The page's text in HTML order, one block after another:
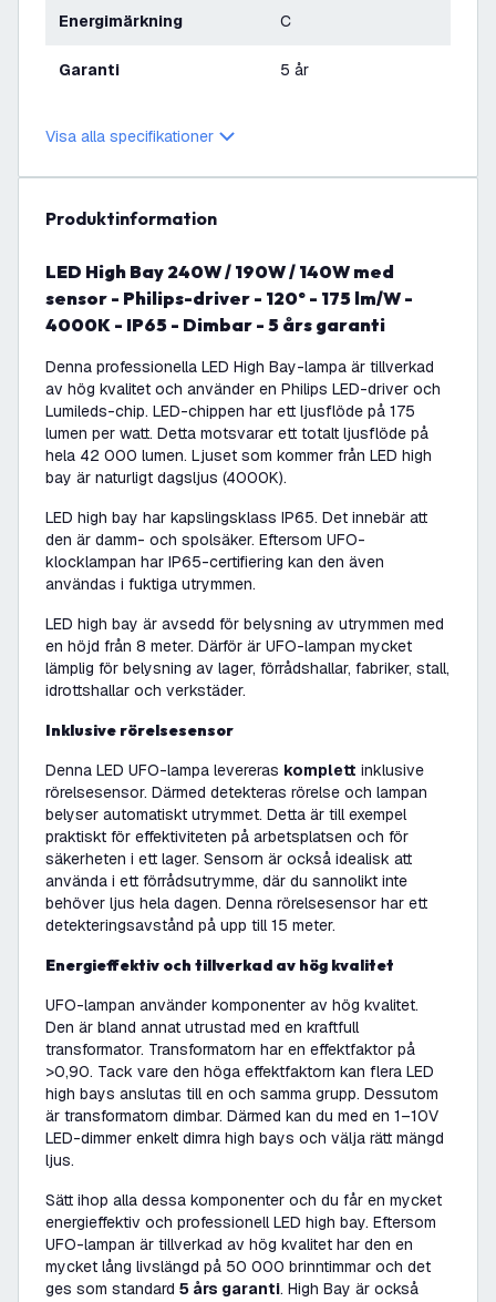
Energimärkning C
Garanti 5 år
Visa alla specifikationer
produktinformation
LED High Bay 240W / 190W / 140W med
sensor - Philips-driver - 120° - 175 lm/W -
4000K - IP65 - Dimbar - 5 års garanti
Denna professionella LED High Bay-lampa är tillverkad
av hög kvalitet och använder en Philips LED-driver och
Lumileds-chip. LED-chippen har ett ljusflöde på 175
lumen per watt. Detta motsvarar ett totalt ljusflöde på
hela 42 000 lumen. Ljuset som kommer från LED high
bay är naturligt dagsljus (4000K).
LED high bay har kapslingsklass IP65. Det innebär att
den är damm- och spolsäker. Eftersom UFO-
klocklampan har IP65-certifiering kan den även
användas i fuktiga utrymmen.
LED high bay är avsedd för belysning av utrymmen med
en höjd från 8 meter. Därför är UFO-lampan mycket
lämplig för belysning av lager, förrådshallar, fabriker, stall,
idrottshallar och verkstäder.
Inklusive rörelsesensor
Denna LED UFO-lampa levereras komplett inklusive
rörelsesensor. Därmed detekteras rörelse och lampan
belyser automatiskt utrymmet. Detta är till exempel
praktiskt för effektiviteten på arbetsplatsen och för
säkerheten i ett lager. Sensorn är också idealisk att
använda i ett förrådsutrymme, där du sannolikt inte
behöver ljus hela dagen. Denna rörelsesensor har ett
detekteringsavstånd på upp till 15 meter.
Energieffektiv och tillverkad av hög kvalitet
UFO-lampan använder komponenter av hög kvalitet.
Den är bland annat utrustad med en kraftfull
transformator. Transformatorn har en effektfaktor på
>0,90. Tack vare den höga effektfaktorn kan flera LED
high bays anslutas till en och samma grupp. Dessutom
är transformatorn dimbar. Därmed kan du med en 1–10V
LED-dimmer enkelt dimra high bays och välja rätt mängd
ljus.
Sätt ihop alla dessa komponenter och du får en mycket
energieffektiv och professionell LED high bay. Eftersom
UFO-lampan är tillverkad av hög kvalitet har den en
mycket lång livslängd på 50 000 brinntimmar och det
ges som standard 5 års garanti. High Bay är också